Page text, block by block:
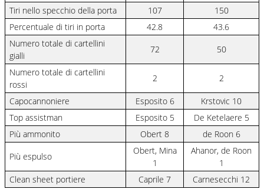
Tiri nello specchio della porta
107
150
Percentuale di tiri in porta
42.8
43.6
Numero totale di cartellini
gialli
72 50
Numero totale di cartellini
rossi
2 2
Capocannoniere Esposito 6
Krstovic 10
Top assistman
Esposito 5
De Ketelaere 5
Più ammonito
Obert 8
de Roon 6
Più espulso
Obert, Mina
1
Ahanor, de Roon
1
Clean sheet portiere
Caprile 7 Carnesecchi 12